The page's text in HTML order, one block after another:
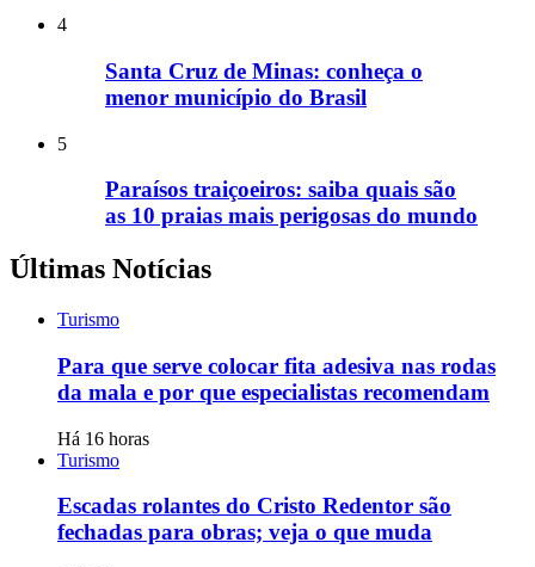
4
Santa Cruz de Minas: conheça o
menor município do Brasil
5
Paraísos traiçoeiros: saiba quais são
as 10 praias mais perigosas do mundo
Últimas Notícias
Turismo
Para que serve colocar fita adesiva nas rodas
da mala e por que especialistas recomendam
Há 16 horas
Turismo
Escadas rolantes do Cristo Redentor são
fechadas para obras; veja o que muda